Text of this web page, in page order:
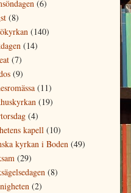
(6)
(8)
(140)
(14)
(7)
(9)
(11)
(19)
(4)
kapell (10)
kyrkan i Boden (49)
(29)
(8)
(2)